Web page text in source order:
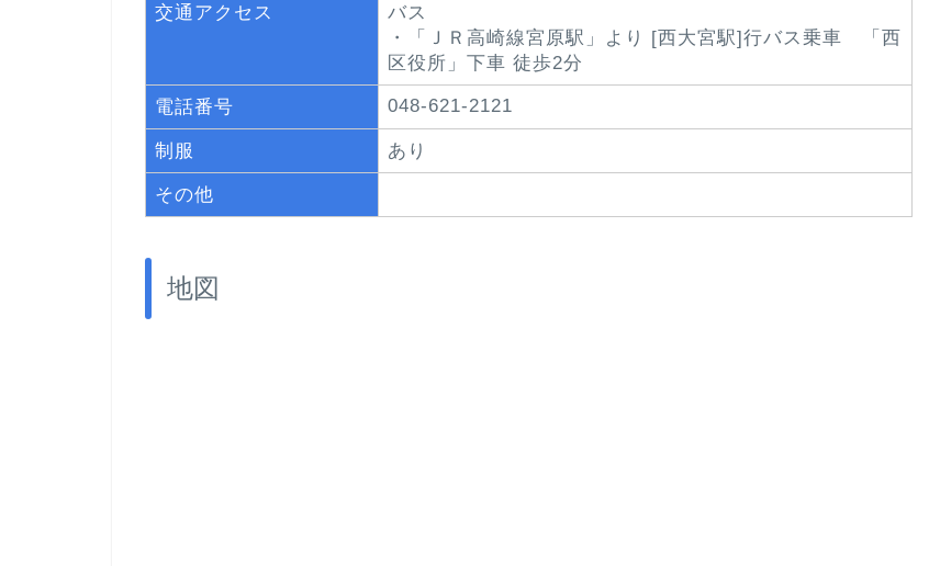
交通アクセス
バス
・「ＪＲ高崎線宮原駅」より [西大宮駅]行バス乗車 「西
区役所」下車 徒歩2分
電話番号 048-621-2121
制服 あり
その他
地図